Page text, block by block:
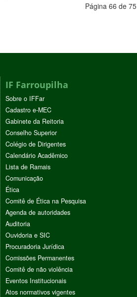
Página 66 de 75
IF Farroupilha
Sobre o IFFar
Cadastro e-MEC
Gabinete da Reitoria
Conselho Superior
Colégio de Dirigentes
Calendário Acadêmico
Lista de Ramais
Comunicação
Ética
Comitê de Ética na Pesquisa
Agenda de autoridades
Auditoria
Ouvidoria e SIC
Procuradoria Jurídica
Comissões Permanentes
Comitê de não violência
Eventos Institucionais
Atos normativos vigentes